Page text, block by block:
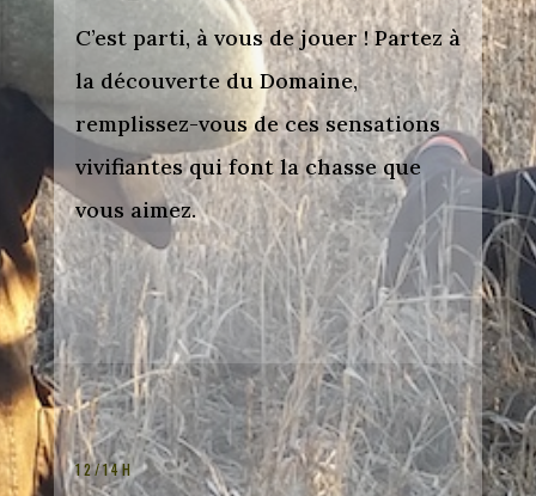
C’est parti, à vous de jouer ! Partez à
la découverte du Domaine,
remplissez-vous de ces sensations
vivifiantes qui font la chasse que
vous aimez.
12/14H